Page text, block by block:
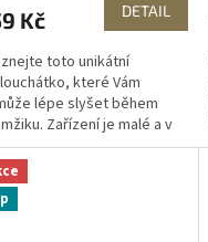
Kč DETAIL
toto unikátní
které Vám
lépe slyšet během
Zařízení je malé a v
barvě což poskytuje
diskrétnost.
své malé...